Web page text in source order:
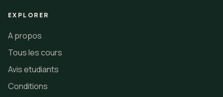
EXPLORER
A propos
Tous les cours
Avis etudiants
Conditions